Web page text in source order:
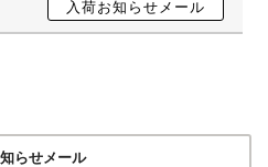
らせメール